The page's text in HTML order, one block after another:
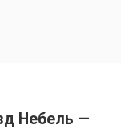
Небель —